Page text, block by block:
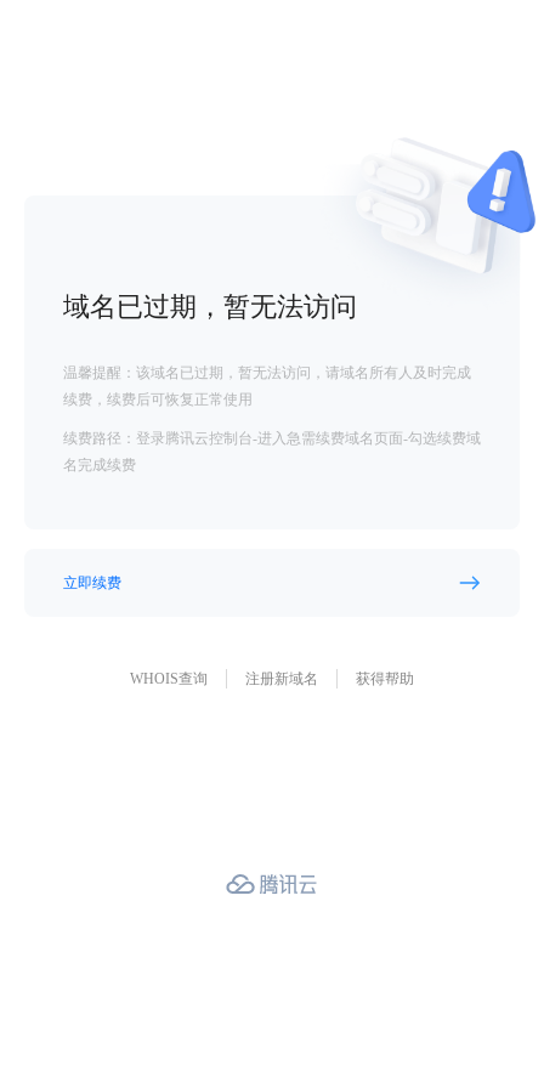
域名已过期，暂无法访问
温馨提醒：该域名已过期，暂无法访问，请域名所有人及时完成
续费，续费后可恢复正常使用
续费路径：登录腾讯云控制台-进入急需续费域名页面-勾选续费域
名完成续费
立即续费
WHOIS查询 注册新域名 获得帮助